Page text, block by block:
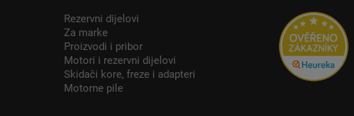
Rezervni dijelovi
Za marke
Proizvodi i pribor
Motori i rezervni dijelovi
Skidači kore, freze i adapteri
Motorne pile